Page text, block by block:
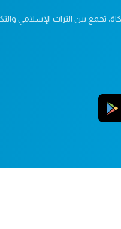
تجمع بين التراث الإسلامي